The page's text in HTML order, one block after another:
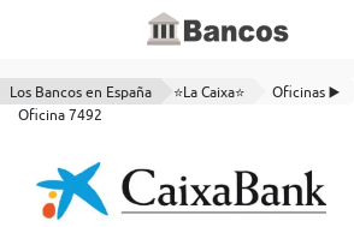
Los Bancos en España ⭐La Caixa⭐ Oficinas ▶️
Oficina 7492